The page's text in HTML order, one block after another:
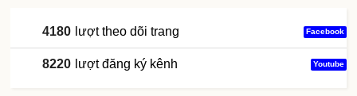
4180 lượt theo dõi trang Facebook
8220 lượt đăng ký kênh Youtube